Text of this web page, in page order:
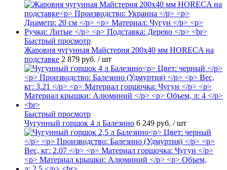
Быстрый просмотр
Жаровня чугунная Майстерня 200х40 мм HORECA на
подставке 2 879 руб. / шт
Быстрый просмотр
Чугунный горшок 4 л Балезино 6 249 руб. / шт